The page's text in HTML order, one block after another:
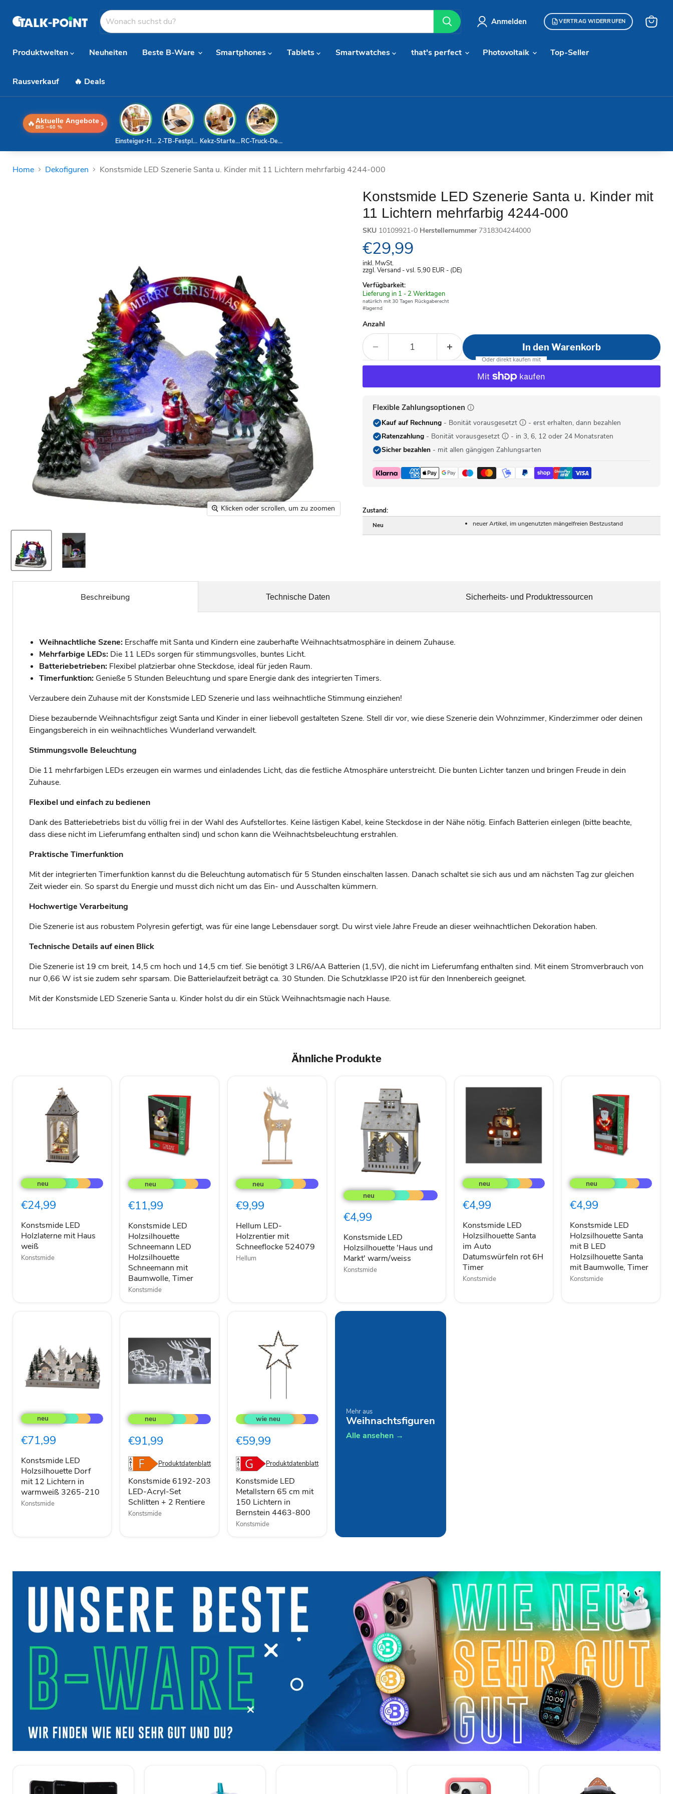
Anmelden VERTRAG WIDERRUFEN
Produktwelten
Neuheiten Beste B-Ware Smartphones Tablets Smartwatches that's perfect Photovoltaik Top-Seller
Rausverkauf 🔥 Deals
🔥 Aktuelle Angebote
BIS −60 % ›
RC-Truck-Deal
Kekz-Starterset
2-TB-Festplatte
Einsteiger-Handy
Home Dekofiguren Konstsmide LED Szenerie Santa u. Kinder mit 11 Lichtern mehrfarbig 4244-000
Klicken oder scrollen, um zu zoomen
Konstsmide LED Szenerie Santa u. Kinder mit
11 Lichtern mehrfarbig 4244-000
SKU 10109921-0 Herstellernummer 7318304244000
Aktueller Preis
€29,99
inkl. MwSt.
zzgl. Versand - vsl. 5,90 EUR - (DE)
Verfügbarkeit:
Verfügbar
-
Lieferung in 1 - 2 Werktagen
natürlich mit 30 Tagen Rückgaberecht
#lagernd
Anzahl
In den Warenkorb
Flexible Zahlungsoptionen
Kauf auf Rechnung- Bonität vorausgesetzt
- erst erhalten, dann bezahlen
Ratenzahlung- Bonität vorausgesetzt
- in 3, 6, 12 oder 24 Monatsraten
Sicher bezahlen- mit allen gängigen Zahlungsarten
Zustand:
Neu neuer Artikel, im ungenutzten mängelfreien Bestzustand
Beschreibung
Weihnachtliche Szene: Erschaffe mit Santa und Kindern eine zauberhafte Weihnachtsatmosphäre in deinem Zuhause.
Mehrfarbige LEDs: Die 11 LEDs sorgen für stimmungsvolles, buntes Licht.
Batteriebetrieben: Flexibel platzierbar ohne Steckdose, ideal für jeden Raum.
Timerfunktion: Genieße 5 Stunden Beleuchtung und spare Energie dank des integrierten Timers.
Verzaubere dein Zuhause mit der Konstsmide LED Szenerie und lass weihnachtliche Stimmung einziehen!
Diese bezaubernde Weihnachtsfigur zeigt Santa und Kinder in einer liebevoll gestalteten Szene. Stell dir vor, wie diese Szenerie dein Wohnzimmer, Kinderzimmer oder deinen
Eingangsbereich in ein weihnachtliches Wunderland verwandelt.
Stimmungsvolle Beleuchtung
Die 11 mehrfarbigen LEDs erzeugen ein warmes und einladendes Licht, das die festliche Atmosphäre unterstreicht. Die bunten Lichter tanzen und bringen Freude in dein
Zuhause.
Flexibel und einfach zu bedienen
Dank des Batteriebetriebs bist du völlig frei in der Wahl des Aufstellortes. Keine lästigen Kabel, keine Steckdose in der Nähe nötig. Einfach Batterien einlegen (bitte beachte,
dass diese nicht im Lieferumfang enthalten sind) und schon kann die Weihnachtsbeleuchtung erstrahlen.
Praktische Timerfunktion
Mit der integrierten Timerfunktion kannst du die Beleuchtung automatisch für 5 Stunden einschalten lassen. Danach schaltet sie sich aus und am nächsten Tag zur gleichen
Zeit wieder ein. So sparst du Energie und musst dich nicht um das Ein- und Ausschalten kümmern.
Hochwertige Verarbeitung
Die Szenerie ist aus robustem Polyresin gefertigt, was für eine lange Lebensdauer sorgt. Du wirst viele Jahre Freude an dieser weihnachtlichen Dekoration haben.
Technische Details auf einen Blick
Die Szenerie ist 19 cm breit, 14,5 cm hoch und 14,5 cm tief. Sie benötigt 3 LR6/AA Batterien (1,5V), die nicht im Lieferumfang enthalten sind. Mit einem Stromverbrauch von
nur 0,66 W ist sie zudem sehr sparsam. Die Batterielaufzeit beträgt ca. 30 Stunden. Die Schutzklasse IP20 ist für den Innenbereich geeignet.
Mit der Konstsmide LED Szenerie Santa u. Kinder holst du dir ein Stück Weihnachtsmagie nach Hause.
Technische Daten Sicherheits- und Produktressourcen
Ähnliche Produkte
LED
Holzlaterne
Haus
€24,99
Konstsmide LED
Holzlaterne mit Haus
weiß
Konstsmide
LED
Holzsilhouette
LED
Schneemann
mit
Baumwolle,
Timer
€11,99
Konstsmide LED
Holzsilhouette
Schneemann LED
Holzsilhouette
Schneemann mit
Baumwolle, Timer
Konstsmide
LED-
Holzrentier
Schneeflocke
€9,99
Hellum LED-
Holzrentier mit
Schneeflocke 524079
Hellum
LED
Holzsilhouette
und
warm/weiss
€4,99
Konstsmide LED
Holzsilhouette 'Haus und
Markt' warm/weiss
Konstsmide
LED
Holzsilhouette
im
Datumswürfeln
rot
6H
Timer
€4,99
Konstsmide LED
Holzsilhouette Santa
im Auto
Datumswürfeln rot 6H
Timer
Konstsmide
LED
Holzsilhouette
mit
LED
Holzsilhouette
Santa
mit
Baumwolle,
Timer
€4,99
Konstsmide LED
Holzsilhouette Santa
mit B LED
Holzsilhouette Santa
mit Baumwolle, Timer
Konstsmide
LED
Holzsilhouette
mit
Lichtern
in
warmweiß
3265-
210
€71,99
Konstsmide LED
Holzsilhouette Dorf
mit 12 Lichtern in
warmweiß 3265-210
Konstsmide
6192-
203
Acryl-
Schlitten
+
2
Rentiere
€91,99
Produktdatenblatt
Konstsmide 6192-203
LED-Acryl-Set
Schlitten + 2 Rentiere
Konstsmide
LED
Metallstern
cm
150
Lichtern
in
Bernstein
4463-
800
€59,99
Produktdatenblatt
Konstsmide LED
Metallstern 65 cm mit
150 Lichtern in
Bernstein 4463-800
Konstsmide
Mehr aus
Weihnachtsfiguren
Alle ansehen →